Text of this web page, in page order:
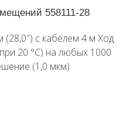
558111-28
с кабелем 4 м Ход
20 °C) на любых 1000
(1,0 мкм)